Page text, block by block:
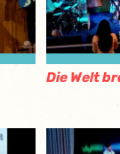
Die Welt